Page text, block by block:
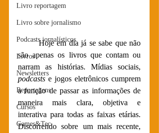
Livro reportagem
Livro sobre jornalismo
Podcasts jornalísticos
Livros
Newsletters
Reportagens
Cursos
Games&Tec
	Hoje em dia já se sabe que não
são apenas os livros que contam ou
podcasts e jogos eletrônicos cumprem
a função de passar as informações de
maneira mais clara, objetiva e
interativa para todas as faixas etárias.
Discorrendo sobre um mais recente,